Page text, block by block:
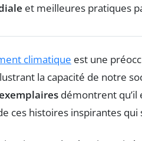
et meilleures pratiques
climatique est une
la capacité de notre
démontrent
ces histoires inspirantes